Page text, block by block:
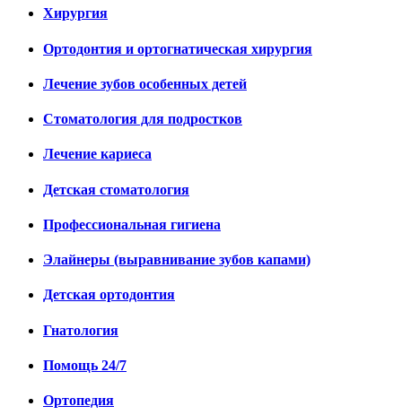
Хирургия
Ортодонтия и ортогнатическая хирургия
Лечение зубов особенных детей
Стоматология для подростков
Лечение кариеса
Детская стоматология
Профессиональная гигиена
Элайнеры (выравнивание зубов капами)
Детская ортодонтия
Гнатология
Помощь 24/7
Ортопедия